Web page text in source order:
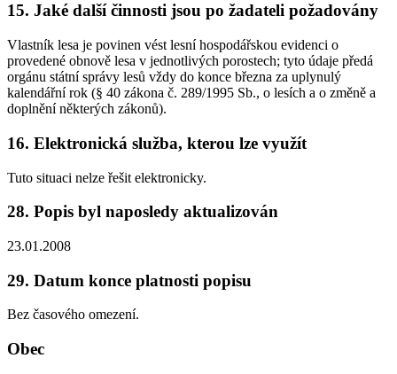
15. Jaké další činnosti jsou po žadateli požadovány
Vlastník lesa je povinen vést lesní hospodářskou evidenci o
provedené obnově lesa v jednotlivých porostech; tyto údaje předá
orgánu státní správy lesů vždy do konce března za uplynulý
kalendářní rok (§ 40 zákona č. 289/1995 Sb., o lesích a o změně a
doplnění některých zákonů).
16. Elektronická služba, kterou lze využít
Tuto situaci nelze řešit elektronicky.
28. Popis byl naposledy aktualizován
23.01.2008
29. Datum konce platnosti popisu
Bez časového omezení.
Obec